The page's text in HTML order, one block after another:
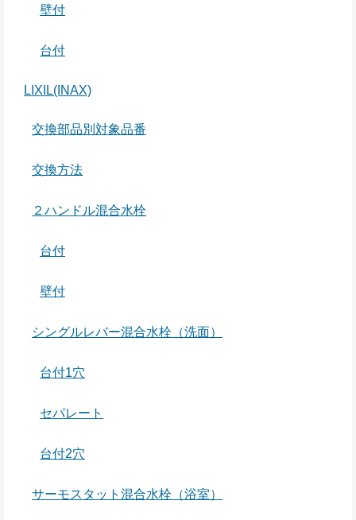
壁付
台付
LIXIL(INAX)
交換部品別対象品番
交換方法
２ハンドル混合水栓
台付
壁付
シングルレバー混合水栓（洗面）
台付1穴
セパレート
台付2穴
サーモスタット混合水栓（浴室）